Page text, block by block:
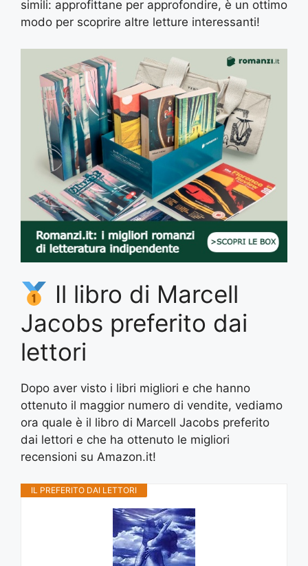
simili: approfittane per approfondire, è un ottimo
modo per scoprire altre letture interessanti!
Il libro di Marcell
Jacobs preferito dai
lettori
Dopo aver visto i libri migliori e che hanno
ottenuto il maggior numero di vendite, vediamo
ora quale è il libro di Marcell Jacobs preferito
dai lettori e che ha ottenuto le migliori
recensioni su Amazon.it!
IL PREFERITO DAI LETTORI